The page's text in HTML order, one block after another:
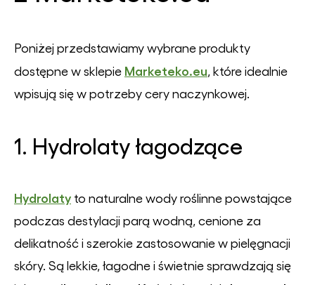
Poniżej przedstawiamy wybrane produkty
dostępne w sklepie Marketeko.eu , które idealnie
wpisują się w potrzeby cery naczynkowej.
1. Hydrolaty łagodzące
Hydrolaty to naturalne wody roślinne powstające
podczas destylacji parą wodną, cenione za
delikatność i szerokie zastosowanie w pielęgnacji
skóry. Są lekkie, łagodne i świetnie sprawdzają się